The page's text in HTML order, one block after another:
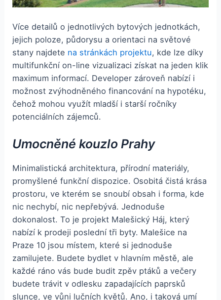
Více detailů o jednotlivých bytových jednotkách,
jejich poloze, půdorysu a orientaci na světové
stany najdete na stránkách projektu, kde lze díky
multifunkční on-line vizualizaci získat na jeden klik
maximum informací. Developer zároveň nabízí i
možnost zvýhodněného financování na hypotéku,
čehož mohou využít mladší i starší ročníky
potenciálních zájemců.
Umocněné kouzlo Prahy
Minimalistická architektura, přírodní materiály,
promyšlené funkční dispozice. Osobitá čistá krása
prostoru, ve kterém se snoubí obsah i forma, kde
nic nechybí, nic nepřebývá. Jednoduše
dokonalost. To je projekt Malešický Háj, který
nabízí k prodeji poslední tři byty. Malešice na
Praze 10 jsou místem, které si jednoduše
zamilujete. Budete bydlet v hlavním městě, ale
každé ráno vás bude budit zpěv ptáků a večery
budete trávit v odlesku zapadajících paprsků
slunce, ve vůni lučních květů. Ano, i taková umí